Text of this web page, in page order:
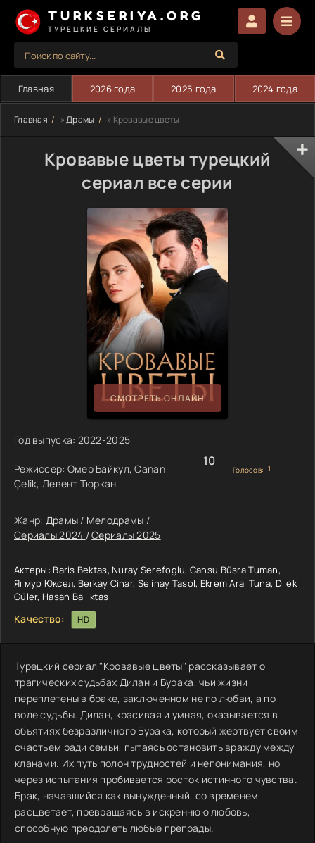
TURKSERIYA.ORG
ТУРЕЦКИЕ СЕРИАЛЫ
Главная 2026 года 2025 года 2024 года
Главная »Драмы » Кровавые цветы
Кровавые цветы турецкий
сериал все серии
СМОТРЕТЬ ОНЛАЙН
Год выпуска: 2022-2025
Режиссер: Омер Байкул, Canan
Çelik, Левент Тюркан
Жанр: Драмы / Мелодрамы /
Сериалы 2024 /Сериалы 2025
10
Голосов: 1
Актеры: Baris Bektas, Nuray Serefoglu, Cansu Büsra Tuman,
Ягмур Юксел, Berkay Cinar, Selinay Tasol, Ekrem Aral Tuna, Dilek
Güler, Hasan Balliktas
Качество: HD
Турецкий сериал "Кровавые цветы" рассказывает о
трагических судьбах Дилан и Бурака, чьи жизни
переплетены в браке, заключенном не по любви, а по
воле судьбы. Дилан, красивая и умная, оказывается в
объятиях безразличного Бурака, который жертвует своим
счастьем ради семьи, пытаясь остановить вражду между
кланами. Их путь полон трудностей и непонимания, но
через испытания пробивается росток истинного чувства.
Брак, начавшийся как вынужденный, со временем
расцветает, превращаясь в искреннюю любовь,
способную преодолеть любые преграды.